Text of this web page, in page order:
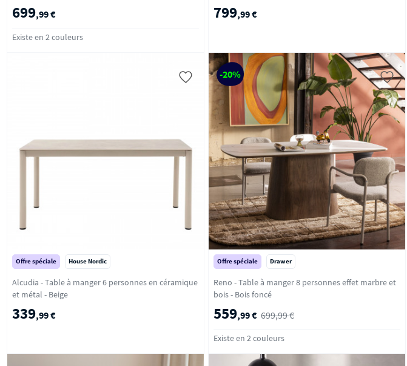
699,99 €
Existe en 2 couleurs
799,99 €
Offre spéciale House Nordic
Alcudia - Table à manger 6 personnes en céramique
et métal - Beige
339,99 €
-20%
Offre spéciale Drawer
Reno - Table à manger 8 personnes effet marbre et
bois - Bois foncé
559,99 € 699,99 €
Existe en 2 couleurs